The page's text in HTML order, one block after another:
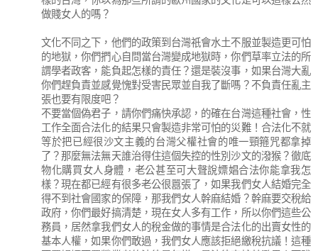
做賤女人的嗎？
文化不同之下，他們的政策到台灣祇會水土不服並製造更可怕
的地獄，你們捫心自問當台灣變成地獄時，你們草率立法的所
謂學者政客，能負起怎樣的責任？還是裝沒事，如果台灣大亂
你們趕負責並感覺愧對受害民眾並自我了斷嗎？不負責任亂主
張也要有限度吧？
不要當個偽君子，請你們痛快承認，的確在台灣這種社會，性
工作全面合法化的結果只會製造非常可怕的災難！合法化不就
等於把已經很沙文主義的台灣父權社會的唯一頸箍咒都拿掉
了？那麼無法無天誰治得住這個失控的性別沙文的潑猴？徹底
物化購買女人身體，老公甚至可大聲說嫖娼合法你能拿我怎
樣？現在都已經有很多老公很囂張了，如果我們女人結婚完全
得不到社會國家的保障，那我們女人幹麻結婚？幹麻要交稅給
政府，你們最好搞清楚，現在女人多有工作，所以你們這些公
務員，居然拿我們女人的稅金做的事情是合法化的出賣女性的
基本人權，如果你們敢過，我們女人應該拒絕繳稅抗議！這種